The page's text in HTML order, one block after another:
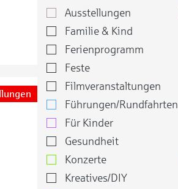
Ausstellungen
Familie & Kind
Ferienprogramm
Feste
Filmveranstaltungen
Führungen/Rundfahrten
Für Kinder
Gesundheit
Konzerte
Kreatives/DIY